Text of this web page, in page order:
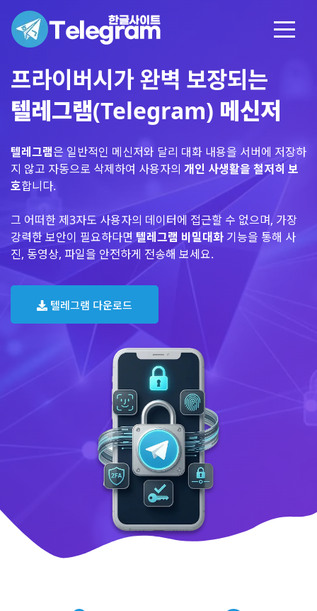
프라이버시가 완벽 보장되는
텔레그램(Telegram) 메신저
텔레그램은 일반적인 메신저와 달리 대화 내용을 서버에 저장하
지 않고 자동으로 삭제하여 사용자의 개인 사생활을 철저히 보
호합니다.
그 어떠한 제3자도 사용자의 데이터에 접근할 수 없으며, 가장
강력한 보안이 필요하다면 텔레그램 비밀대화 기능을 통해 사
진, 동영상, 파일을 안전하게 전송해 보세요.
텔레그램 다운로드